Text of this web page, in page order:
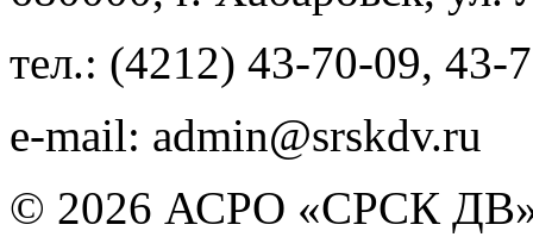
тел.: (4212) 43-70-09, 43-
e-mail: admin@srskdv.ru
© 2026 АСРО «СРСК